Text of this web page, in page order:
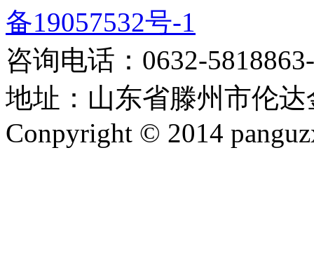
备19057532号-1
咨询电话：0632-
地址：山东省滕州市伦
Conpyright © 2014